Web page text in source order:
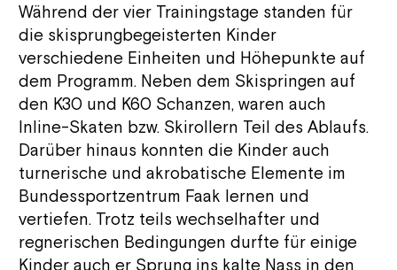
Während der vier Trainingstage standen für
die skisprungbegeisterten Kinder
verschiedene Einheiten und Höhepunkte auf
dem Programm. Neben dem Skispringen auf
den K30 und K60 Schanzen, waren auch
Inline-Skaten bzw. Skirollern Teil des Ablaufs.
Darüber hinaus konnten die Kinder auch
turnerische und akrobatische Elemente im
Bundessportzentrum Faak lernen und
vertiefen. Trotz teils wechselhafter und
regnerischen Bedingungen durfte für einige